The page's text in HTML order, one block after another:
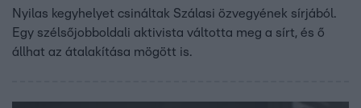
Nyilas kegyhelyet csináltak Szálasi özvegyének sírjából.
Egy szélsőjobboldali aktivista váltotta meg a sírt, és ő
állhat az átalakítása mögött is.